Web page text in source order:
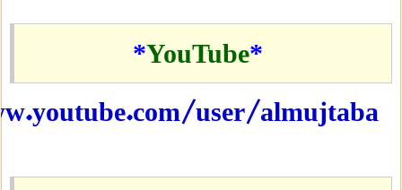
*
YouTube
*
user/almujtaba